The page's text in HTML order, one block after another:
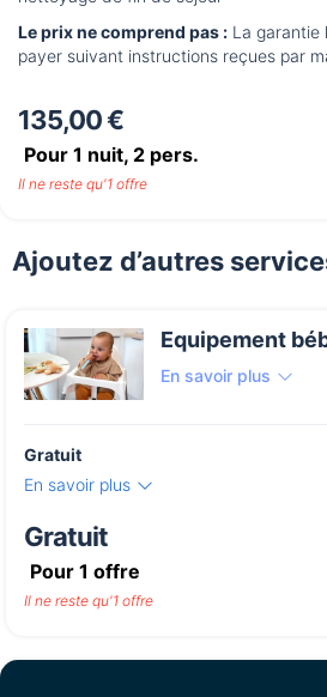
Le prix ne comprend pas : La
payer suivant instructions reçues par
135,00 €
Pour 1 nuit, 2 pers.
Il ne reste qu'1 offre
Ajoutez d’autres
Equipement
En savoir plus
Gratuit
En savoir plus
Gratuit
Pour 1 offre
Il ne reste qu'1 offre